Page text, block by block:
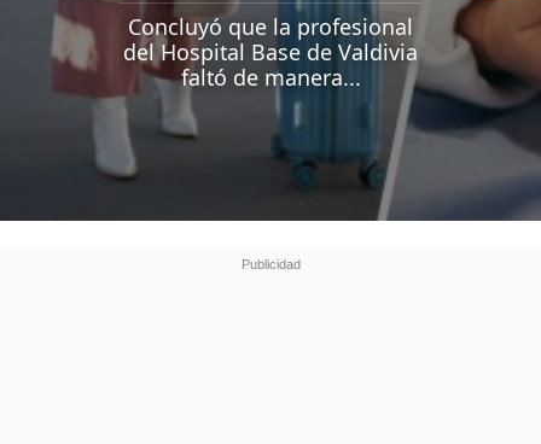
Concluyó que la profesional
del Hospital Base de Valdivia
faltó de manera...